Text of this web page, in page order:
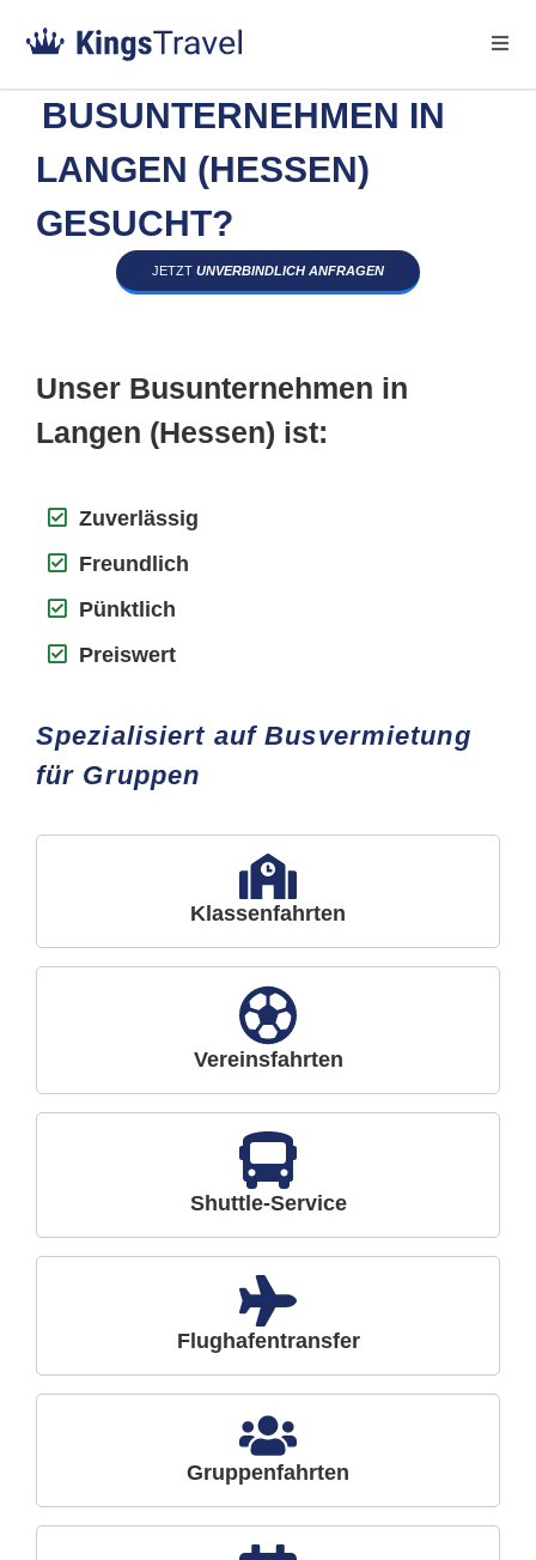
BUSUNTERNEHMEN IN
LANGEN (HESSEN)
GESUCHT?
JETZT UNVERBINDLICH ANFRAGEN
Unser Busunternehmen in
Langen (Hessen) ist:
Zuverlässig
Freundlich
Pünktlich
Preiswert
Spezialisiert auf Busvermietung
für Gruppen
Klassenfahrten
Vereinsfahrten
Shuttle-Service
Flughafentransfer
Gruppenfahrten